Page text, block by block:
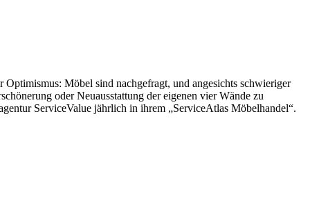
Möbel sind nachgefragt, und angesichts schwieriger
oder Neuausstattung der eigenen vier Wände zu
ServiceValue jährlich in ihrem „ServiceAtlas Möbelhandel“.